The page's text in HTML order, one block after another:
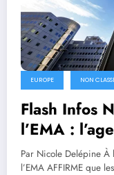
EUROPE NON
Flash Infos
l’EMA :
Par Nicole Delépine À
l’EMA AFFIRME que